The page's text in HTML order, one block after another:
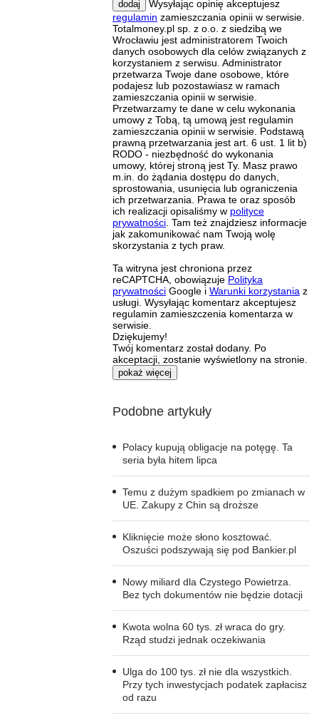
dodaj
Wysyłając opinię akceptujesz
regulamin zamieszczania opinii w serwisie.
Totalmoney.pl sp. z o.o. z siedzibą we
Wrocławiu jest administratorem Twoich
danych osobowych dla celów związanych z
korzystaniem z serwisu. Administrator
przetwarza Twoje dane osobowe, które
podajesz lub pozostawiasz w ramach
zamieszczania opinii w serwisie.
Przetwarzamy te dane w celu wykonania
umowy z Tobą, tą umową jest regulamin
zamieszczania opinii w serwisie. Podstawą
prawną przetwarzania jest art. 6 ust. 1 lit b)
RODO - niezbędność do wykonania
umowy, której stroną jest Ty. Masz prawo
m.in. do żądania dostępu do danych,
sprostowania, usunięcia lub ograniczenia
ich przetwarzania. Prawa te oraz sposób
ich realizacji opisaliśmy w polityce
prywatności . Tam też znajdziesz informacje
jak zakomunikować nam Twoją wolę
skorzystania z tych praw.
Ta witryna jest chroniona przez
reCAPTCHA, obowiązuje Polityka
prywatności Google i Warunki korzystania z
usługi. Wysyłając komentarz akceptujesz
regulamin zamieszczenia komentarza w
serwisie.
Dziękujemy!
Twój komentarz został dodany. Po
akceptacji, zostanie wyświetlony na stronie.
pokaż więcej
Podobne artykuły
Polacy kupują obligacje na potęgę. Ta
seria była hitem lipca
Temu z dużym spadkiem po zmianach w
UE. Zakupy z Chin są droższe
Kliknięcie może słono kosztować.
Oszuści podszywają się pod Bankier.pl
Nowy miliard dla Czystego Powietrza.
Bez tych dokumentów nie będzie dotacji
Kwota wolna 60 tys. zł wraca do gry.
Rząd studzi jednak oczekiwania
Ulga do 100 tys. zł nie dla wszystkich.
Przy tych inwestycjach podatek zapłacisz
od razu